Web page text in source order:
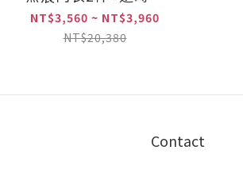
康提臀褲4件組(三角/
平口)
NT$3,560 ~ NT$3,960
NT$20,380
Contact